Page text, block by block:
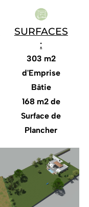
SURFACES
:
303 m2
d'Emprise
Bâtie
168 m2 de
Surface de
Plancher